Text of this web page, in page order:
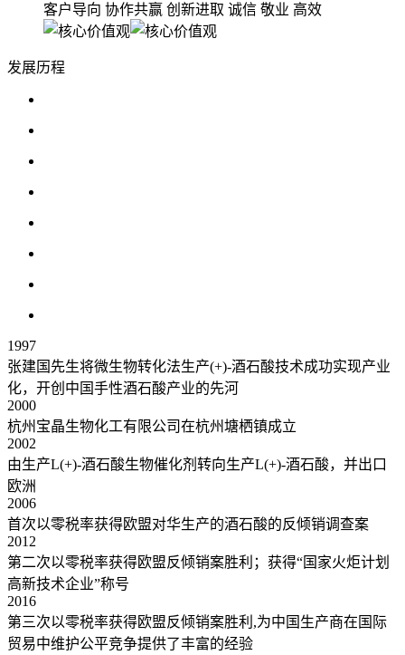
客户导向 协作共赢 创新进取 诚信 敬业 高效
发展历程
1997
张建国先生将微生物转化法生产(+)-酒石酸技术成功实现产业
化，开创中国手性酒石酸产业的先河
2000
杭州宝晶生物化工有限公司在杭州塘栖镇成立
2002
由生产L(+)-酒石酸生物催化剂转向生产L(+)-酒石酸，并出口
欧洲
2006
首次以零税率获得欧盟对华生产的酒石酸的反倾销调查案
2012
第二次以零税率获得欧盟反倾销案胜利；获得“国家火炬计划
高新技术企业”称号
2016
第三次以零税率获得欧盟反倾销案胜利,为中国生产商在国际
贸易中维护公平竞争提供了丰富的经验